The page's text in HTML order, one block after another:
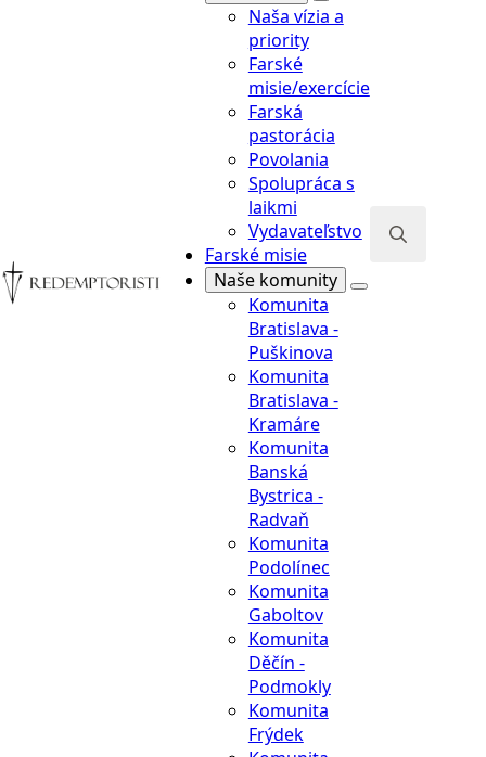
Naša vízia a
priority
Farské
misie/exercície
Farská
pastorácia
Povolania
Spolupráca s
laikmi
Vydavateľstvo
Farské misie
Naše komunity
Komunita
Bratislava -
Puškinova
Komunita
Bratislava -
Kramáre
Komunita
Banská
Bystrica -
Radvaň
Komunita
Podolínec
Komunita
Gaboltov
Komunita
Děčín -
Podmokly
Komunita
Frýdek
Farská
pastorácia
Povolania
Spolupráca s
laikmi
Vydavateľstvo
Farské misie
Naše komunity
Komunita
Bratislava -
Puškinova
Komunita
Bratislava -
Kramáre
Komunita
Banská
Bystrica -
Radvaň
Komunita
Podolínec
Komunita
Gaboltov
Komunita
Děčín -
Podmokly
Komunita
Frýdek
Komunita
Tasovice
Komunita
Kaunas, Litva